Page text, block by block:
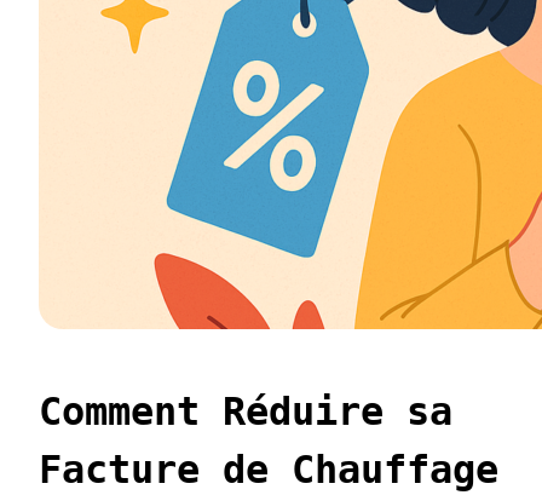
Comment Réduire sa
Facture de Chauffage